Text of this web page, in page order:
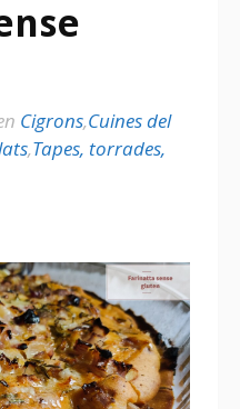
Cigrons,Cuines del
,Tapes, torrades,